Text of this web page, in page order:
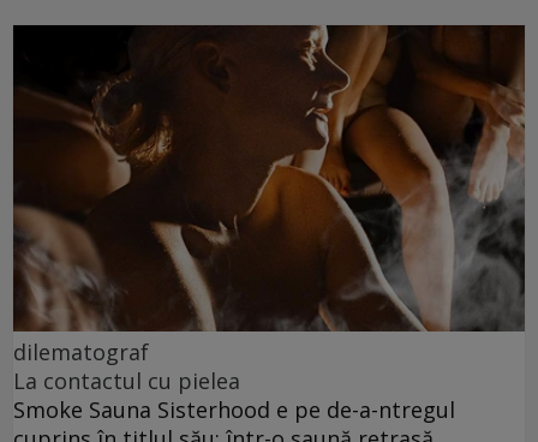
dilematograf
La contactul cu pielea
Smoke Sauna Sisterhood e pe de-a-ntregul